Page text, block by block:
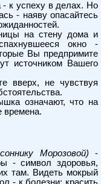
- к успеху в делах. Но
- наяву опасайтесь
на стену дома и
окно -
Вы предпримите
источником Вашего
вверх, не чувствуя
означают, что на
времена.
Морозовой) -
- символ здоровья,
там. Видеть мокрый